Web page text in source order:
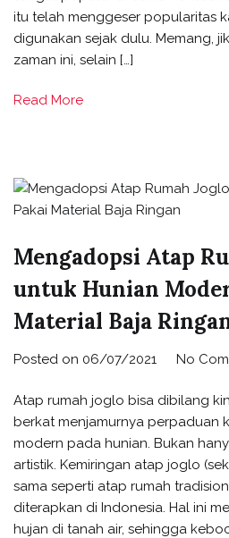
itu telah menggeser popularitas
digunakan sejak dulu. Memang,
zaman ini, selain […]
Read More
Mengadopsi Atap
untuk Hunian
Material Baja
Posted on 06/07/2021 No
Atap rumah joglo bisa dibilang
berkat menjamurnya perpaduan
modern pada hunian. Bukan
artistik. Kemiringan atap joglo
sama seperti atap rumah
diterapkan di Indonesia. Hal ini
hujan di tanah air, sehingga